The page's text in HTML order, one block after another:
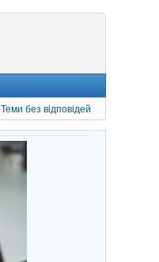
Теми без відповідей